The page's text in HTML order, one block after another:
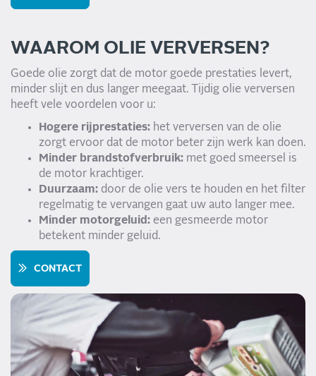
WAAROM OLIE VERVERSEN?
Goede olie zorgt dat de motor goede prestaties levert,
minder slijt en dus langer meegaat. Tijdig olie verversen
heeft vele voordelen voor u:
Hogere rijprestaties: het verversen van de olie
zorgt ervoor dat de motor beter zijn werk kan doen.
Minder brandstofverbruik: met goed smeersel is
de motor krachtiger.
Duurzaam: door de olie vers te houden en het filter
regelmatig te vervangen gaat uw auto langer mee.
Minder motorgeluid: een gesmeerde motor
betekent minder geluid.
CONTACT